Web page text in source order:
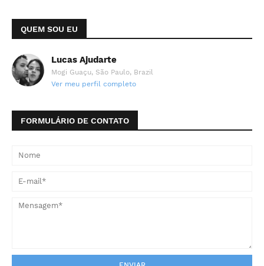
QUEM SOU EU
Lucas Ajudarte
Mogi Guaçu, São Paulo, Brazil
Ver meu perfil completo
FORMULÁRIO DE CONTATO